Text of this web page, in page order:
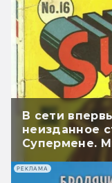
В сети
неизданное
Супермене.
РЕКЛАМА